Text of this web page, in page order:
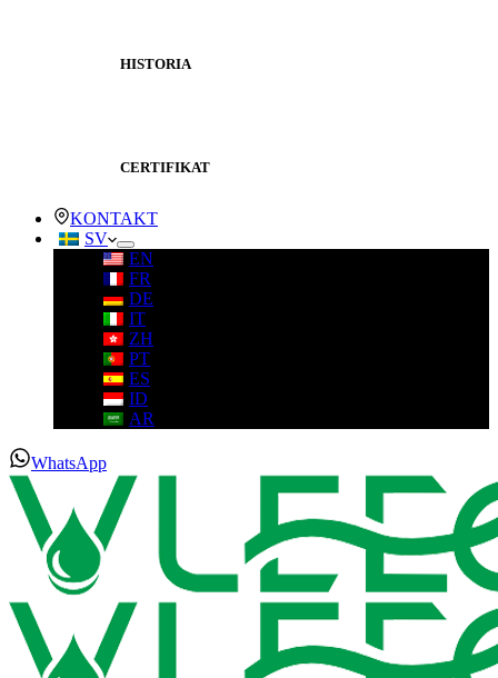
HISTORIA
CERTIFIKAT
KONTAKT
SV
EN
FR
DE
IT
ZH
PT
ES
ID
AR
WhatsApp